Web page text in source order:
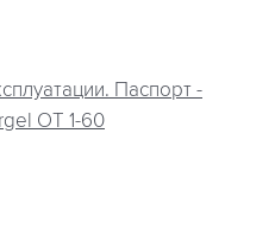
Паспорт -
OT 1-60